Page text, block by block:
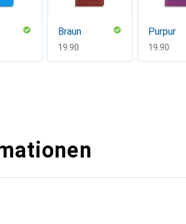
Braun
CHF
19.90
Purpur
CHF
19.90